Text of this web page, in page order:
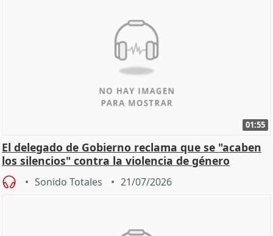
01:55
El delegado de Gobierno reclama que se "acaben
los silencios" contra la violencia de género
Sonido Totales 21/07/2026